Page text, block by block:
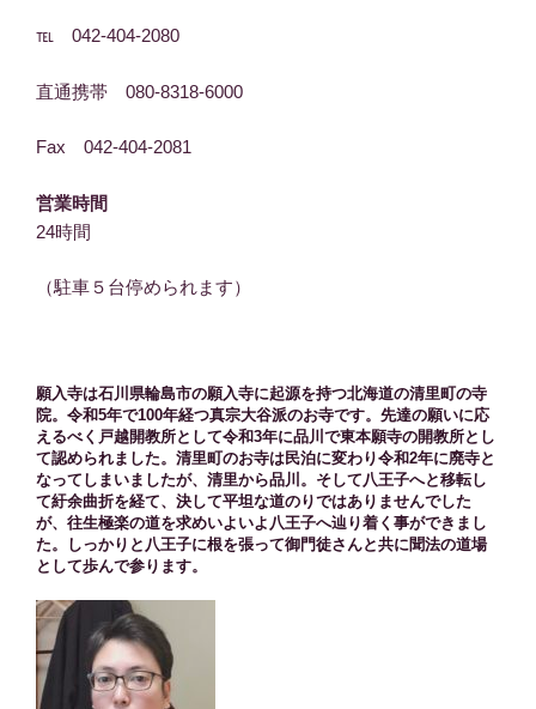
℡ 042-404-2080
直通携帯 080-8318-6000
Fax 042-404-2081
営業時間
24時間
（駐車５台停められます）
願入寺は石川県輪島市の願入寺に起源を持つ北海道の清里町の寺
院。令和5年で100年経つ真宗大谷派のお寺です。先達の願いに応
えるべく戸越開教所として令和3年に品川で東本願寺の開教所とし
て認められました。清里町のお寺は民泊に変わり令和2年に廃寺と
なってしまいましたが、清里から品川。そして八王子へと移転し
て紆余曲折を経て、決して平坦な道のりではありませんでした
が、往生極楽の道を求めいよいよ八王子へ辿り着く事ができまし
た。しっかりと八王子に根を張って御門徒さんと共に聞法の道場
として歩んで参ります。